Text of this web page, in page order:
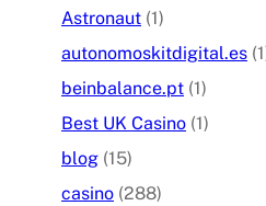
Astronaut (1)
autonomoskitdigital.es
beinbalance.pt (1)
Best UK Casino (1)
blog (15)
casino (288)